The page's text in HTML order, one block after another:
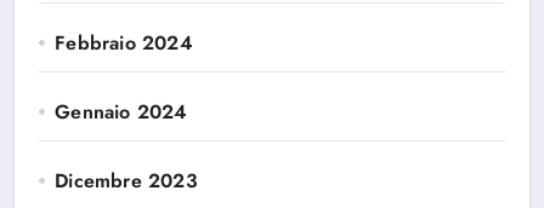
Febbraio 2024
Gennaio 2024
Dicembre 2023